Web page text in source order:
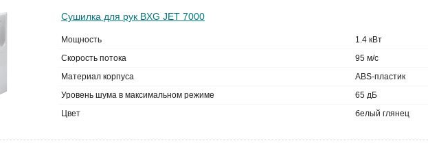
Сушилка для рук BXG JET 7000
Мощность
1.4 кВт
Скорость потока
95 м/с
Материал корпуса
ABS-пластик
Уровень шума в максимальном режиме
65 дБ
Цвет
белый глянец